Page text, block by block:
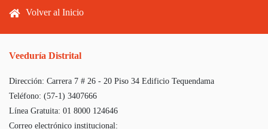
Footer menu
Volver al Inicio
Veeduría Distrital
Dirección: Carrera 7 # 26 - 20 Piso 34 Edificio Tequendama
Teléfono: (57-1) 3407666
Línea Gratuita: 01 8000 124646
Correo electrónico institucional: